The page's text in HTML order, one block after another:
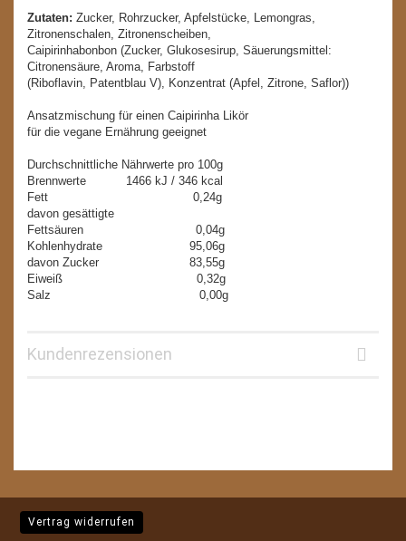
Zutaten: Zucker, Rohrzucker, Apfelstücke, Lemongras,
Zitronenschalen, Zitronenscheiben,
Caipirinhabonbon (Zucker, Glukosesirup, Säuerungsmittel:
Citronensäure, Aroma, Farbstoff
(Riboflavin, Patentblau V), Konzentrat (Apfel, Zitrone, Saflor))
Ansatzmischung für einen Caipirinha Likör
für die vegane Ernährung geeignet
Durchschnittliche Nährwerte pro 100g
Brennwerte 1466 kJ / 346 kcal
Fett 0,24g
davon gesättigte
Fettsäuren 0,04g
Kohlenhydrate 95,06g
davon Zucker 83,55g
Eiweiß 0,32g
Salz 0,00g
Kundenrezensionen
Vertrag widerrufen